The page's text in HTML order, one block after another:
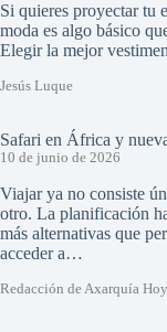
Si quieres proyectar tu
moda es algo básico
Elegir la mejor
Jesús Luque
Safari en África y
10 de junio de 2026
Viajar ya no consiste
otro. La planificación
más alternativas que
acceder a…
Redacción de Axarquía Hoy